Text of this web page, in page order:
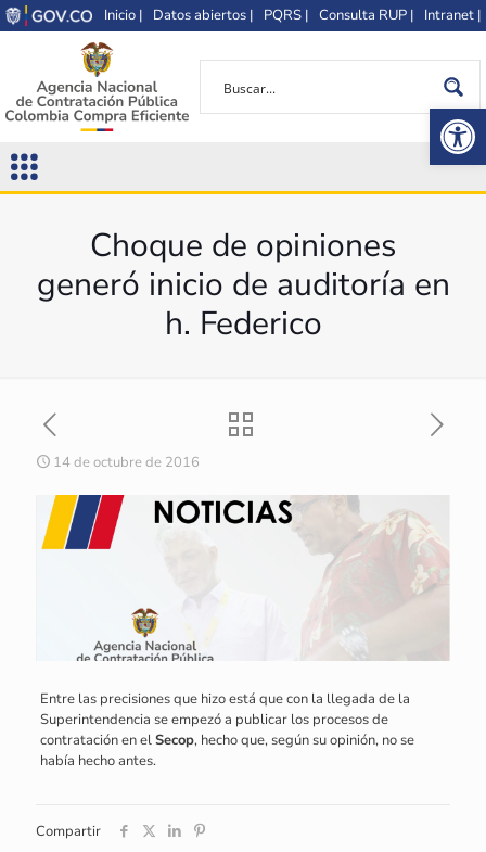
Inicio | Datos abiertos | PQRS | Consulta RUP | Intranet |
Choque de opiniones
generó inicio de auditoría en
h. Federico
14 de octubre de 2016
Entre las precisiones que hizo está que con la llegada de la
Superintendencia se empezó a publicar los procesos de
contratación en elSecop, hecho que, según su opinión, no se
había hecho antes.
Compartir